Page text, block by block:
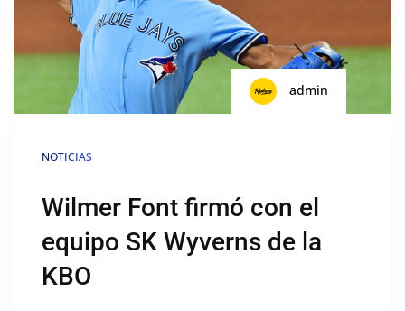
admin
NOTICIAS
Wilmer Font firmó con el
equipo SK Wyverns de la
KBO